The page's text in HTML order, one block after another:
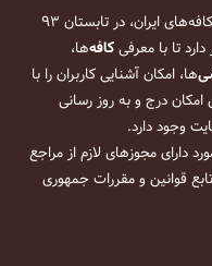
کافه‌یاب به عنوان مرجع معرفی و اطلاع‌رسانی کافه‌های ایران، در تابستان ۹۳
تا با معرفیکافه‌ها،
‌ها، امکان آشنایی کاربران را با
درج و به روز رسانی
وجود دارد.
مجوزهای لازم از مراجع
قوانین و مقررات جمهوری